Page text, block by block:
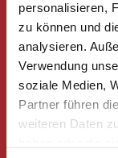
personalisieren,
zu können und
analysieren.
Verwendung
soziale Medien,
Partner führen
weiteren Daten
Ihres Lebens
ganz
Homeservice!
früher als
da! Genießen
Sektfrühstück